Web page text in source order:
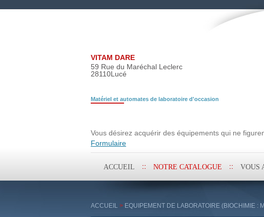
VITAM DARE
59 Rue du Maréchal Leclerc
28110Lucé
Matériel et automates de laboratoire d'occasion
Vous désirez acquérir des équipements qui ne
Formulaire
contenu
ACCUEIL NOTRE CATALOGUE VOUS
ACCUEIL > EQUIPEMENT DE LABORATOIRE (BIOCHIMIE :